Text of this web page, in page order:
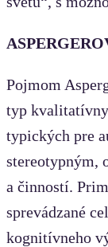
Pojmom
typ
typických pre
stereotypným,
a činností.
sprevádzané
kognitívneho